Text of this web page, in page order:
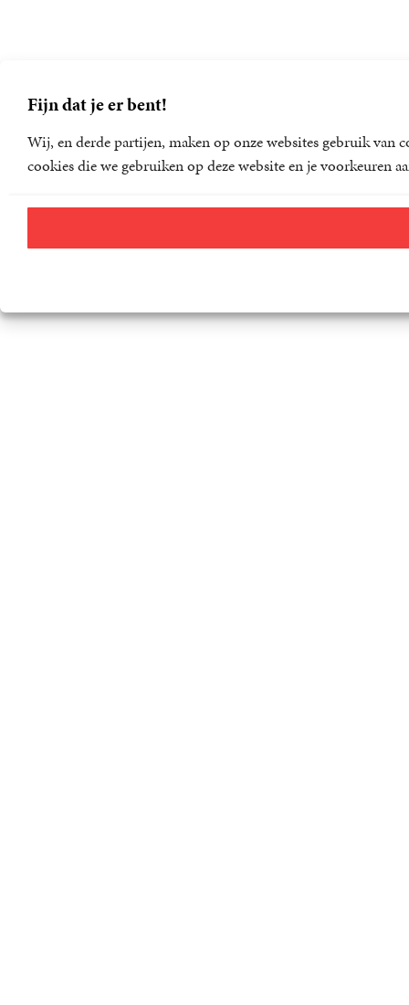
Fijn dat je er bent!
Wij, en derde partijen, maken op onze websites gebruik van
cookies die we gebruiken op deze website en je voorkeuren